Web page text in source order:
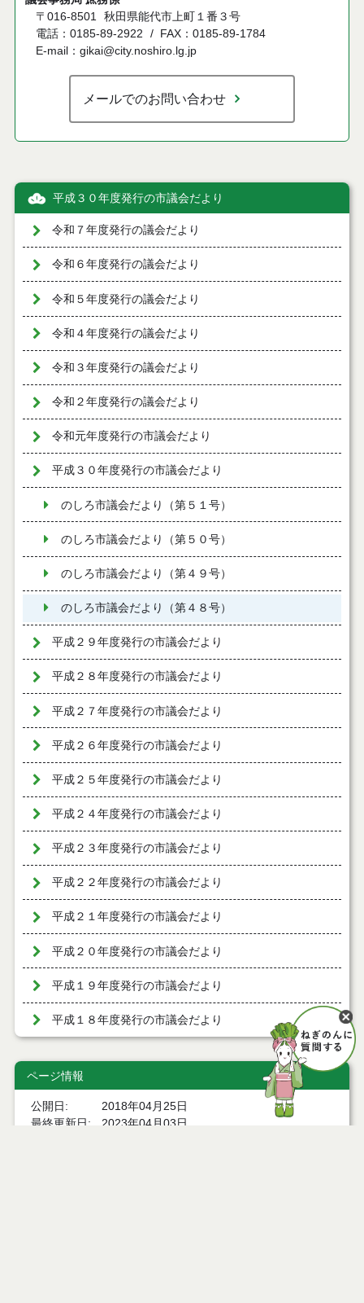
〒016-8501
秋田県能代市上町１番３号
電話：0185-89-2922
FAX：0185-89-1784
E-mail：gikai@city.noshiro.lg.jp
メールでのお問い合わせ
平成３０年度発行の市議会だより
令和７年度発行の議会だより
令和６年度発行の議会だより
令和５年度発行の議会だより
令和４年度発行の議会だより
令和３年度発行の議会だより
令和２年度発行の議会だより
令和元年度発行の市議会だより
平成３０年度発行の市議会だより
のしろ市議会だより（第５１号）
のしろ市議会だより（第５０号）
のしろ市議会だより（第４９号）
のしろ市議会だより（第４８号）
平成２９年度発行の市議会だより
平成２８年度発行の市議会だより
平成２７年度発行の市議会だより
平成２６年度発行の市議会だより
平成２５年度発行の市議会だより
平成２４年度発行の市議会だより
平成２３年度発行の市議会だより
平成２２年度発行の市議会だより
平成２１年度発行の市議会だより
平成２０年度発行の市議会だより
平成１９年度発行の市議会だより
平成１８年度発行の市議会だより
ページ情報
公開日
2018年04月25日
最終更新日
2023年04月03日